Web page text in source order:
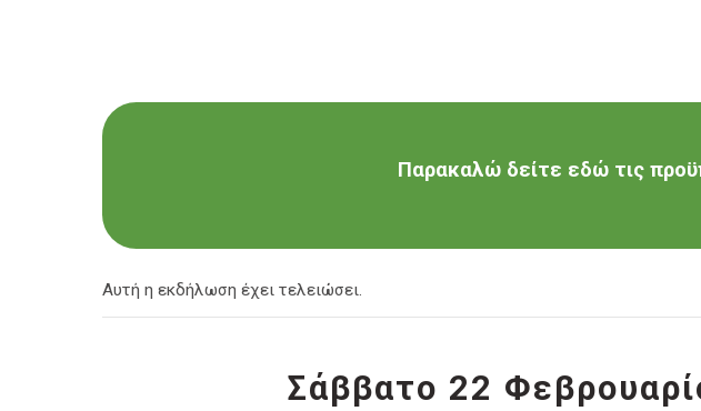
Παρακαλώ δείτε εδώ τις
Αυτή η εκδήλωση έχει τελειώσει.
Σάββατο 22